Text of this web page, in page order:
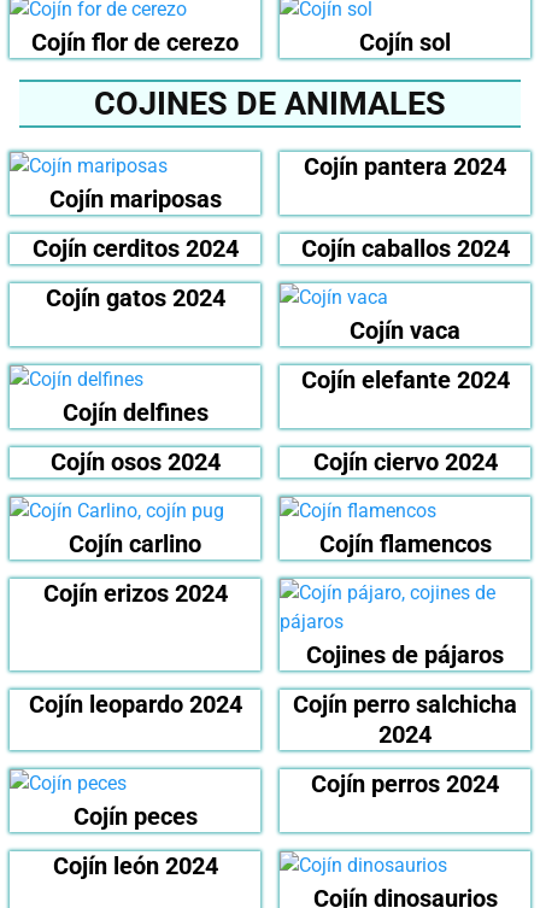
Cojín flor de cerezo Cojín sol
COJINES DE ANIMALES
Cojín mariposas
Cojín pantera 2024
Cojín cerditos 2024
Cojín caballos 2024
Cojín gatos 2024
Cojín vaca
Cojín delfines
Cojín elefante 2024
Cojín osos 2024 Cojín ciervo 2024
Cojín carlino
Cojín flamencos
Cojín erizos 2024
Cojines de pájaros
Cojín leopardo 2024
Cojín perro salchicha
2024
Cojín peces
Cojín perros 2024
Cojín león 2024
Cojín dinosaurios